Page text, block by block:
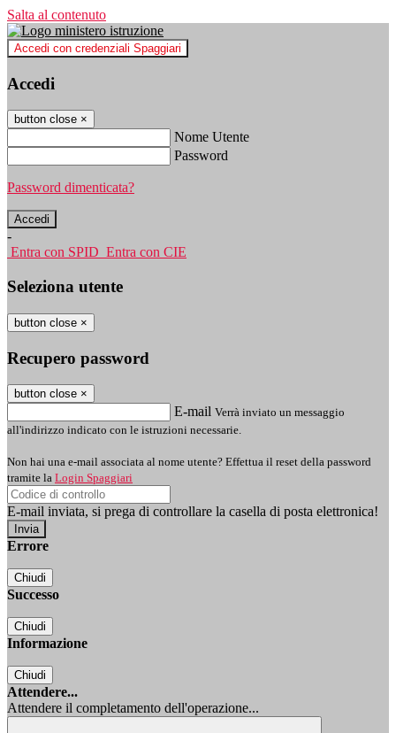
Salta al contenuto
Accedi con credenziali Spaggiari
Accedi
button close ×
Nome Utente
Password
Password dimenticata?
-
Entra con SPID Entra con CIE
Seleziona utente
button close ×
Recupero password
button close ×
E-mail Verrà inviato un messaggio
all'indirizzo indicato con le istruzioni necessarie.
Non hai una e-mail associata al nome utente? Effettua il reset della password
tramite la Login Spaggiari
E-mail inviata, si prega di controllare la casella di posta elettronica!
Errore
Chiudi
Successo
Chiudi
Informazione
Chiudi
Attendere...
Attendere il completamento dell'operazione...